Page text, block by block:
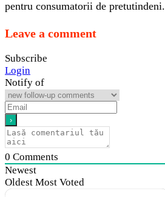
pentru consumatorii de pretutindeni.
Leave a comment
Subscribe
Login
Notify of
0 Comments
Newest
Oldest Most Voted